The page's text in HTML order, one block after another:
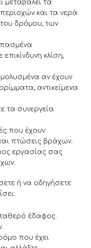
μεταβάλει τα
και τα νερά
δρόμου, των
κλίση,
μολυσμένα αν έχουν
αντικείμενα
τα συνεργεία
που έχουν
πτώσεις βράχων.
εργασίας σας
ή να οδηγήσετε
έδαφος.
που έχει